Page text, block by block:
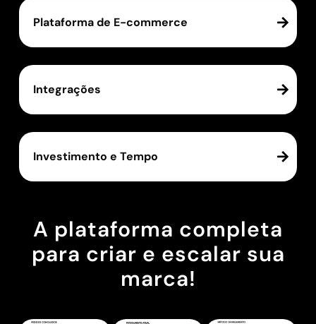
Plataforma de E-commerce
Integrações
Investimento e Tempo
A plataforma completa
para criar e escalar sua
marca!